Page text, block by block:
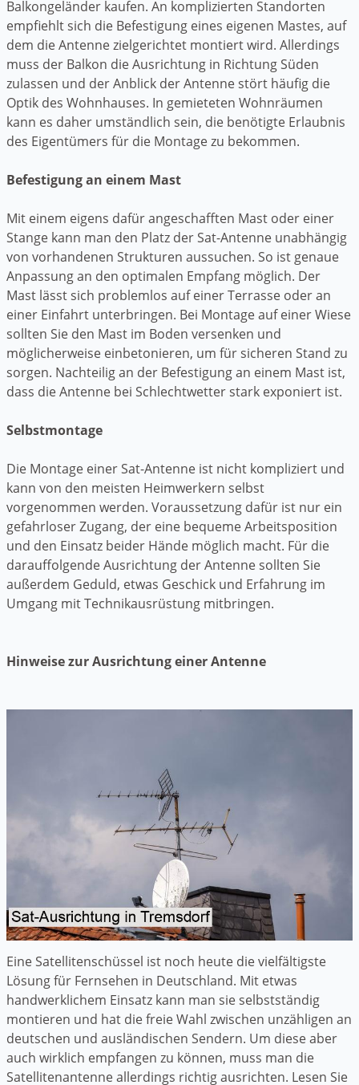
Balkongeländer kaufen. An komplizierten Standorten
empfiehlt sich die Befestigung eines eigenen Mastes, auf
dem die Antenne zielgerichtet montiert wird. Allerdings
muss der Balkon die Ausrichtung in Richtung Süden
zulassen und der Anblick der Antenne stört häufig die
Optik des Wohnhauses. In gemieteten Wohnräumen
kann es daher umständlich sein, die benötigte Erlaubnis
des Eigentümers für die Montage zu bekommen.
Befestigung an einem Mast
Mit einem eigens dafür angeschafften Mast oder einer
Stange kann man den Platz der Sat-Antenne unabhängig
von vorhandenen Strukturen aussuchen. So ist genaue
Anpassung an den optimalen Empfang möglich. Der
Mast lässt sich problemlos auf einer Terrasse oder an
einer Einfahrt unterbringen. Bei Montage auf einer Wiese
sollten Sie den Mast im Boden versenken und
möglicherweise einbetonieren, um für sicheren Stand zu
sorgen. Nachteilig an der Befestigung an einem Mast ist,
dass die Antenne bei Schlechtwetter stark exponiert ist.
Selbstmontage
Die Montage einer Sat-Antenne ist nicht kompliziert und
kann von den meisten Heimwerkern selbst
vorgenommen werden. Voraussetzung dafür ist nur ein
gefahrloser Zugang, der eine bequeme Arbeitsposition
und den Einsatz beider Hände möglich macht. Für die
darauffolgende Ausrichtung der Antenne sollten Sie
außerdem Geduld, etwas Geschick und Erfahrung im
Umgang mit Technikausrüstung mitbringen.
Hinweise zur Ausrichtung einer Antenne
Eine Satellitenschüssel ist noch heute die vielfältigste
Lösung für Fernsehen in Deutschland. Mit etwas
handwerklichem Einsatz kann man sie selbstständig
montieren und hat die freie Wahl zwischen unzähligen an
deutschen und ausländischen Sendern. Um diese aber
auch wirklich empfangen zu können, muss man die
Satellitenantenne allerdings richtig ausrichten. Lesen Sie